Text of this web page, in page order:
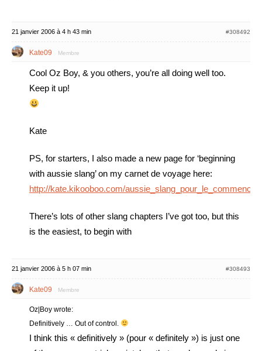
21 janvier 2006 à 4 h 43 min #308492
Kate09 Membre
Cool Oz Boy, & you others, you’re all doing well too.
Keep it up!
Kate
PS, for starters, I also made a new page for ‘beginning
with aussie slang’ on my carnet de voyage here:
http://kate.kikooboo.com/
There’s lots of other slang chapters I’ve got too, but this
is the easiest, to begin with
21 janvier 2006 à 5 h 07 min #308493
Kate09 Membre
Oz|Boy wrote:
Definitively … Out of control.
I think this « definitively » (pour « definitely ») is just one